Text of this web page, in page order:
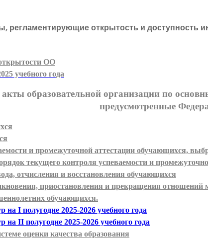
регламентирующие открытость и доступность
ОО
учебного года
образовательной организации по
предусмотренные
и промежуточной аттестации обучающихся,
текущего контроля успеваемости и
отчисления и восстановления обучающихся
приостановления и прекращения
обучающихся.
I полугодие 2025-2026 учебного года
II полугодие 2025-2026 учебного года
оценки качества образования